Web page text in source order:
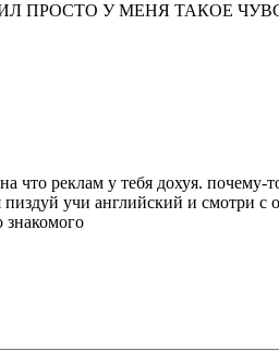
ПРОСТО У МЕНЯ ТАКОЕ
что реклам у тебя дохуя.
учи английский и смотри